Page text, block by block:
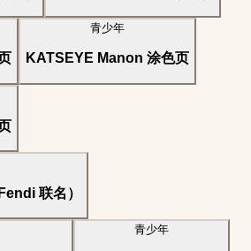
青少年
KATSEYE Manon 涂色页
联名）
青少年